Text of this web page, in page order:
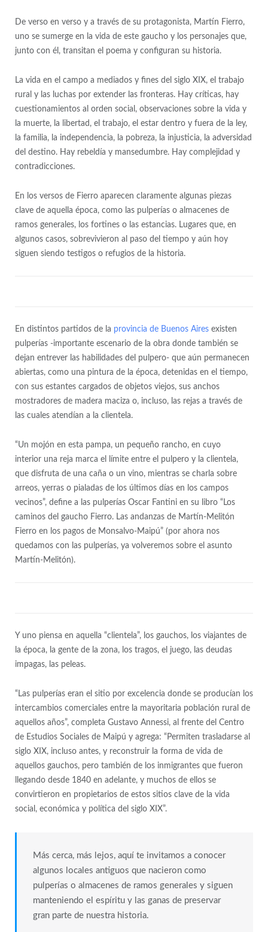
De verso en verso y a través de su protagonista, Martín Fierro,
uno se sumerge en la vida de este gaucho y los personajes que,
junto con él, transitan el poema y configuran su historia.
La vida en el campoa mediados y fines del siglo XIX, el trabajo
rural y las luchas por extender las fronteras. Hay críticas, hay
cuestionamientos al orden social, observaciones sobre la vida y
la muerte, la libertad, el trabajo, el estar dentro y fuera de la ley,
la familia, la independencia, la pobreza, la injusticia, la adversidad
del destino. Hayrebeldía y mansedumbre. Hay complejidad y
contradicciones.
En los versos de Fierro aparecen claramente algunas piezas
clavede aquella época, como las pulperías o almacenes de
ramos generales, los fortines o las estancias. Lugares que, en
algunos casos, sobrevivieron al paso del tiempo y aún hoy
siguen siendo testigos o refugios de la historia.
En distintos partidos de la provincia de Buenos Airesexisten
pulperías -importante escenario de la obra donde también se
dejan entrever las habilidades del pulpero- que aún permanecen
abiertas, como una pintura de la época, detenidas en el tiempo,
con sus estantes cargados de objetos viejos, sus anchos
mostradores de madera maciza o, incluso, las rejas a través de
las cuales atendían a la clientela.
“Un mojón en esta pampa, un pequeño rancho, en cuyo
interior una reja marca el límite entre el pulpero y la clientela,
que disfruta de una caña o un vino, mientras se charla sobre
arreos, yerras o pialadas de los últimos días en los campos
vecinos”, define a las pulperías Oscar Fantini en su libro “Los
caminos del gaucho Fierro. Las andanzas de Martín-Melitón
Fierro en los pagos de Monsalvo-Maipú” (por ahora nos
quedamos con las pulperías, ya volveremos sobre el asunto
Martín-Melitón).
Y uno piensa en aquella “clientela”, los gauchos, los viajantes de
la época, la gente de la zona, los tragos, el juego, las deudas
impagas, las peleas.
“Las pulperías eran el sitio por excelencia donde se producían los
intercambios comerciales entre la mayoritaria población rural de
aquellos años”, completa Gustavo Annessi, al frente del Centro
de Estudios Sociales de Maipú y agrega: “ Permiten trasladarse al
siglo XIX, incluso antes, y reconstruir la forma de vida de
aquellos gauchos, pero también de los inmigrantes que fueron
llegando desde 1840 en adelante, y muchos de ellos se
convirtieron en propietarios de estos sitios clave de la vida
social, económica y política del siglo XIX”.
Más cerca, más lejos, aquí te invitamos a conocer
algunos locales antiguos que nacieron como
pulperías o almacenes de ramos generales y siguen
manteniendo el espíritu y las ganas de preservar
gran parte de nuestra historia.